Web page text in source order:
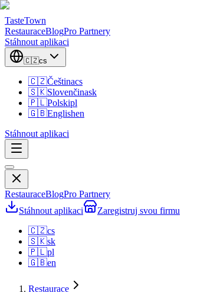
TasteTown
RestauraceBlogPro Partnery
Stáhnout aplikaci
🇨🇿cs
🇨🇿Češtinacs
🇸🇰Slovenčinask
🇵🇱Polskipl
🇬🇧Englishen
Stáhnout aplikaci
RestauraceBlogPro Partnery
Stáhnout aplikaci
Zaregistruj svou firmu
🇨🇿cs
🇸🇰sk
🇵🇱pl
🇬🇧en
Restaurace